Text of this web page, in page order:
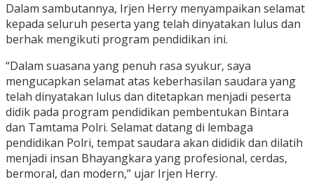
Dalam sambutannya, Irjen Herry menyampaikan selamat
kepada seluruh peserta yang telah dinyatakan lulus dan
berhak mengikuti program pendidikan ini.
“Dalam suasana yang penuh rasa syukur, saya
mengucapkan selamat atas keberhasilan saudara yang
telah dinyatakan lulus dan ditetapkan menjadi peserta
didik pada program pendidikan pembentukan Bintara
dan Tamtama Polri. Selamat datang di lembaga
pendidikan Polri, tempat saudara akan dididik dan dilatih
menjadi insan Bhayangkara yang profesional, cerdas,
bermoral, dan modern,” ujar Irjen Herry.